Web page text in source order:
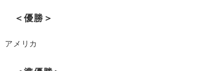
＜優勝＞
アメリカ